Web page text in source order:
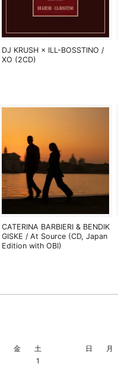
DJ KRUSH × ILL-BOSSTINO /
XO (2CD)
CATERINA BARBIERI & BENDIK
GISKE / At Source (CD, Japan
Edition with OBI)
金
土
1
日
月